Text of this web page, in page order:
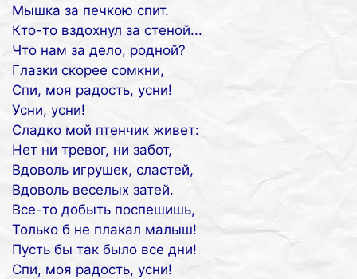
Мышка за печкою спит.
Кто-то вздохнул за стеной...
Что нам за дело, родной?
Глазки скорее сомкни,
Спи, моя радость, усни!
Усни, усни!
Сладко мой птенчик живет:
Нет ни тревог, ни забот,
Вдоволь игрушек, сластей,
Вдоволь веселых затей.
Все-то добыть поспешишь,
Только б не плакал малыш!
Пусть бы так было все дни!
Спи, моя радость, усни!